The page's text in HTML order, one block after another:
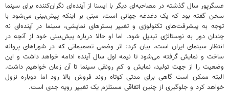
عسگرپور سال گذشته در مصاحبه‌ای دیگر با ایسنا از آینده‌ای نگران‌کننده برای سینما
سخن گفته بود که یک دغدغه جهانی است، مبنی بر اینکه پیش‌بینی‌ می‌شود با
توجه به پیشرفت‌های تکنولوژی و تغییر بسترهای نمایشی، سینما در آینده‌ای نه
چندان دور به نوستالژی تبدیل شود. اما او حالا درباره پیش‌بینی خود از آنچه در
انتظار سینمای ایران است، بیان کرد:‌ اثر وضعی تصمیماتی که در شوراهای پروانه
ساخت و نمایش گرفته می‌شود تا نیمه اول سال آینده ادامه خواهد داشت و این
وضعیت را از جهت تولید، نمایش و کم رونقی سینما تا آن زمان خواهیم داشت.
البته ممکن است گاهی برای مدتی کوتاه روند فروش بالا رود اما دوباره نزول
خواهد کرد و جلوگیری از چنین اتفاقی مستلزم یک تغییر رویه جدی است.